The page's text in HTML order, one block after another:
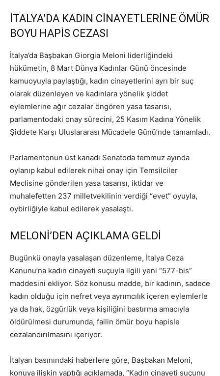
İTALYA’DA KADIN CİNAYETLERİNE ÖMÜR
BOYU HAPİS CEZASI
İtalya’da Başbakan Giorgia Meloni liderliğindeki
hükümetin, 8 Mart Dünya Kadınlar Günü öncesinde
kamuoyuyla paylaştığı, kadın cinayetlerini ayrı bir suç
olarak düzenleyen ve kadınlara yönelik şiddet
eylemlerine ağır cezalar öngören yasa tasarısı,
parlamentodaki onay sürecini, 25 Kasım Kadına Yönelik
Şiddete Karşı Uluslararası Mücadele Günü’nde tamamladı.
Parlamentonun üst kanadı Senatoda temmuz ayında
oylanıp kabul edilerek nihai onay için Temsilciler
Meclisine gönderilen yasa tasarısı, iktidar ve
muhalefetten 237 milletvekilinin verdiği “evet” oyuyla,
oybirliğiyle kabul edilerek yasalaştı.
MELONİ’DEN AÇIKLAMA GELDİ
Bugünkü onayla yasalaşan düzenleme, İtalya Ceza
Kanunu’na kadın cinayeti suçuyla ilgili yeni “577-bis”
maddesini ekliyor. Söz konusu madde, bir kadının, sadece
kadın olduğu için nefret veya ayrımcılık içeren eylemlerle
ya da hak, özgürlük veya kişiliğini bastırma amacıyla
öldürülmesi durumunda, failin ömür boyu hapisle
cezalandırılmasını içeriyor.
İtalyan basınındaki haberlere göre, Başbakan Meloni,
konuya ilişkin yaptığı açıklamada, “Kadın cinayeti suçunu